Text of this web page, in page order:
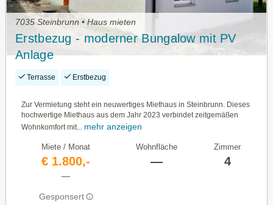
7035 Steinbrunn • Haus mieten
Erstbezug - moderner Bungalow mit PV
Anlage
Terrasse Erstbezug
Zur Vermietung steht ein neuwertiges Miethaus in Steinbrunn. Dieses
hochwertige Miethaus aus dem Jahr 2023 verbindet zeitgemäßen
Wohnkomfort mit...
mehr anzeigen
Miete / Monat
€ 1.800,-
—
Gesponsert
Wohnfläche
—
Zimmer
4